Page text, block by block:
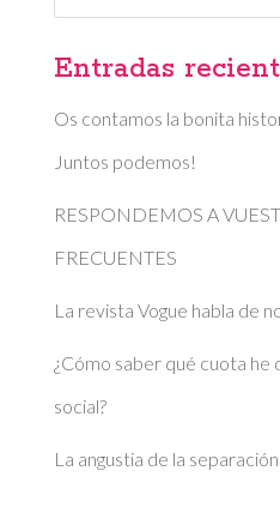
Entradas
Os contamos la bonita
Juntos podemos!
RESPONDEMOS A
FRECUENTES
La revista Vogue habla de
¿Cómo saber qué cuota he
social?
La angustia de la separación